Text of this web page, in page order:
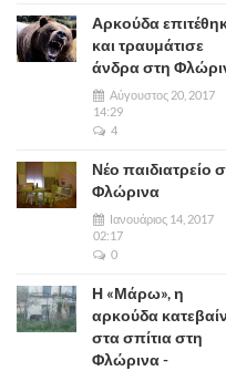
Αρκούδα
και τραυμάτισε
άνδρα στη
Αύγουστος 20, 2017
14:29
4
Νέο παιδιατρείο
Φλώρινα
Ιανουάριος 14, 2017
02:17
0
Η «Μάρω», η
αρκούδα
στα σπίτια στη
Φλώρινα -